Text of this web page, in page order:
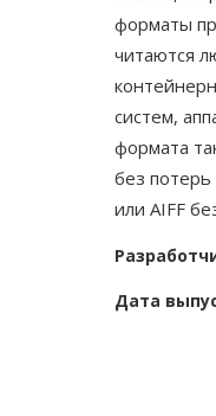
форматы
читаются
систем,
формата
без
или AIFF
Дата